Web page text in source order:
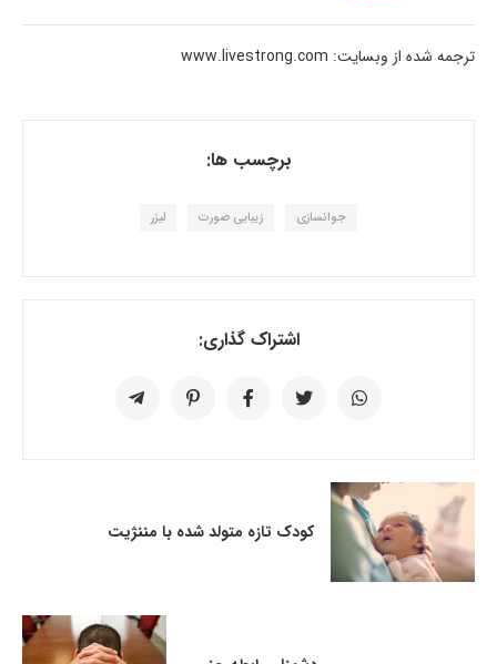
ترجمه شده از وبسایت: www.livestrong.com
برچسب ها:
جوانسازی زیبایی صورت لیزر
اشتراک گذاری:
کودک تازه متولد شده با مننژیت